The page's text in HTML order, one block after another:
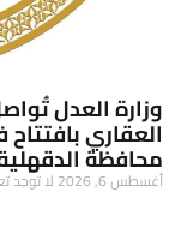
وزارة العدل
العقاري
محافظة
أغسطس 6, 2026 لا توجد